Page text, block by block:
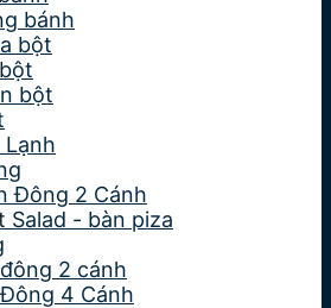
bánh
bột
bột
Lạnh
Đông 2 Cánh
Salad - bàn piza
2 cánh
4 Cánh